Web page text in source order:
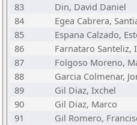
83
Din, David Daniel
84
Egea Cabrera,
85
Espana Calzado,
86
Farnataro Santeliz,
87
Folgoso Moreno,
88
Garcia Colmenar,
89
Gil Diaz, Ixchel
90
Gil Diaz, Marco
91
Gil Romero,